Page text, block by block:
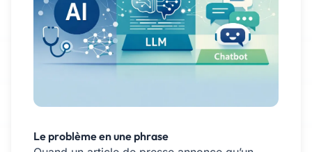
Le problème en une phrase